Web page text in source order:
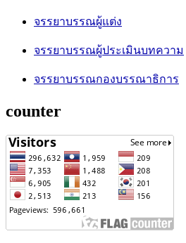
จรรยาบรรณผู้แต่ง
จรรยาบรรณผู้ประเมินบทความ
จรรยาบรรณกองบรรณาธิการ
counter